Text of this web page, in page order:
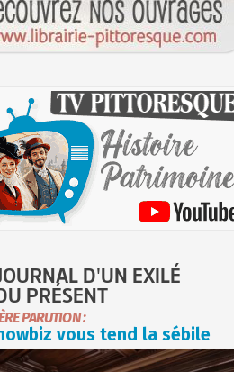
D'UN EXILÉ
PRÉSENT
PARUTION :
vous tend la sébile